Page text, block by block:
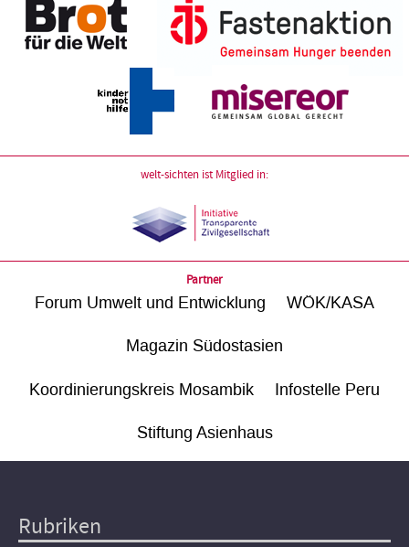
welt-sichten ist Mitglied in:
Partner
Forum Umwelt und Entwicklung WÖK/KASA
Magazin Südostasien
Koordinierungskreis Mosambik Infostelle Peru
Stiftung Asienhaus
Hauptnavigation
Rubriken